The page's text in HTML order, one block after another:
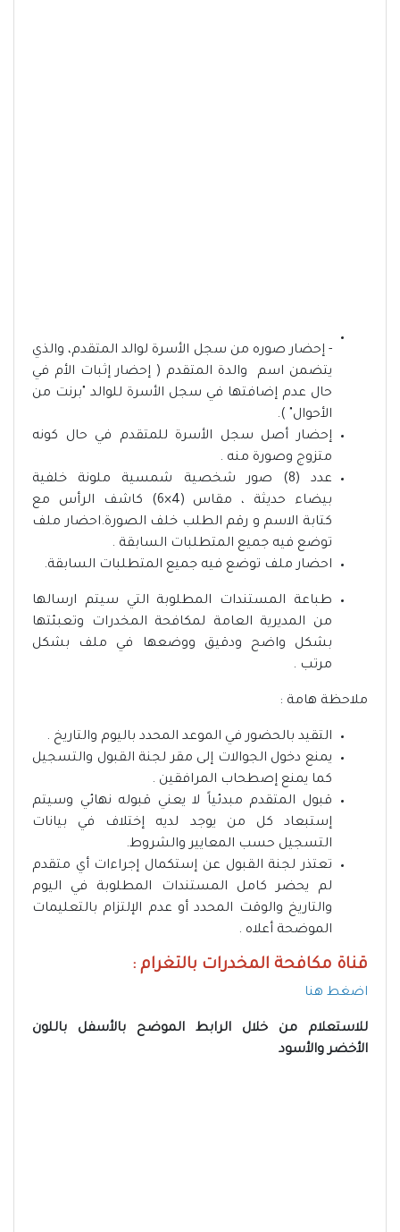
- إحضار صوره من سجل الأسرة لوالد المتقدم، والذي
يتضمن اسم والدة المتقدم ( إحضار إثبات الأم في
حال عدم إضافتها في سجل الأسرة للوالد "برنت من
الأحوال" ).
إحضار أصل سجل الأسرة للمتقدم في حال كونه
متزوج وصورة منه .
عدد (8) صور شخصية شمسية ملونة خلفية
بيضاء حديثة ، مقاس (4×6) كاشف الرأس مع
كتابة الاسم و رقم الطلب خلف الصورة.احضار ملف
توضع فيه جميع المتطلبات السابقة .
احضار ملف توضع فيه جميع المتطلبات السابقة.
طباعة المستندات المطلوبة التي سيتم ارسالها
من المديرية العامة لمكافحة المخدرات وتعبئتها
بشكل واضح ودقيق ووضعها في ملف بشكل
مرتب .
ملاحظة هامة :
التقيد بالحضور في الموعد المحدد باليوم والتاريخ .
يمنع دخول الجوالات إلى مقر لجنة القبول والتسجيل
كما يمنع إصطحاب المرافقين .
قبول المتقدم مبدئياً لا يعني قبوله نهائي وسيتم
إستبعاد كل من يوجد لديه إختلاف في بيانات
التسجيل حسب المعايير والشروط.
تعتذر لجنة القبول عن إستكمال إجراءات أي متقدم
لم يحضر كامل المستندات المطلوبة في اليوم
والتاريخ والوقت المحدد أو عدم الإلتزام بالتعليمات
الموضحة أعلاه .
قناة مكافحة المخدرات بالتغرام :
اضغط هنا
للاستعلام من خلال الرابط الموضح بالأسفل باللون
الأخضر والأسود